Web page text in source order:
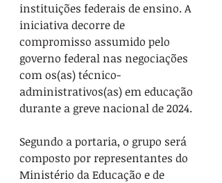
instituições federais de ensino. A
iniciativa decorre de
compromisso assumido pelo
governo federal nas negociações
com os(as) técnico-
administrativos(as) em educação
durante a greve nacional de 2024.
Segundo a portaria, o grupo será
composto por representantes do
Ministério da Educação e de